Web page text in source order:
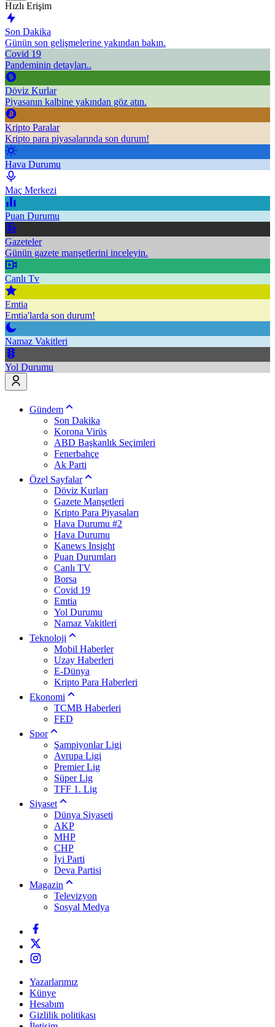
Hızlı Erişim
Son Dakika
Günün son gelişmelerine yakından bakın.
Covid 19
Pandeminin detayları..
Döviz Kurlar
Piyasanın kalbine yakından göz atın.
Kripto Paralar
Kripto para piyasalarında son durum!
Hava Durumu
Maç Merkezi
Puan Durumu
Gazeteler
Günün gazete manşetlerini inceleyin.
Canlı Tv
Emtia
Emtia'larda son durum!
Namaz Vakitleri
Yol Durumu
Gündem
Son Dakika
Korona Virüs
ABD Başkanlık Seçimleri
Fenerbahçe
Ak Parti
Özel Sayfalar
Döviz Kurları
Gazete Manşetleri
Kripto Para Piyasaları
Hava Durumu #2
Hava Durumu
Kanews Insight
Puan Durumları
Canlı TV
Borsa
Covid 19
Emtia
Yol Durumu
Namaz Vakitleri
Teknoloji
Mobil Haberler
Uzay Haberleri
E-Dünya
Kripto Para Haberleri
Ekonomi
TCMB Haberleri
FED
Spor
Şampiyonlar Ligi
Avrupa Ligi
Premier Lig
Süper Lig
TFF 1. Lig
Siyaset
Dünya Siyaseti
AKP
MHP
CHP
İyi Parti
Deva Partisi
Magazin
Televizyon
Sosyal Medya
Yazarlarımız
Künye
Hesabım
Gizlilik politikası